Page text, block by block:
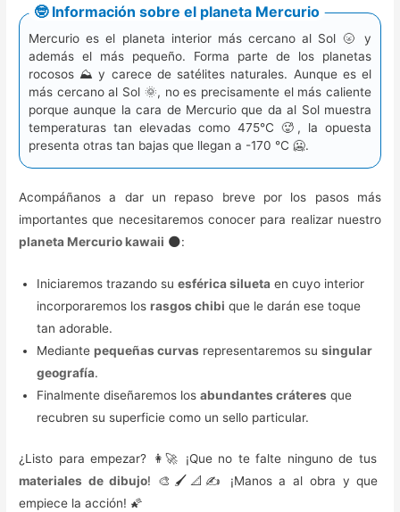
🤓 Información sobre el planeta Mercurio
Mercurio es el planeta interior más cercano al Sol 🌝 y
además el más pequeño. Forma parte de los planetas
rocosos ⛰️ y carece de satélites naturales. Aunque es el
más cercano al Sol 🌞, no es precisamente el más caliente
porque aunque la cara de Mercurio que da al Sol muestra
temperaturas tan elevadas como 475°C 🥵, la opuesta
presenta otras tan bajas que llegan a -170 °C 🥶.
Acompáñanos a dar un repaso breve por los pasos más
importantes que necesitaremos conocer para realizar nuestro
planeta Mercurio kawaii 🌑:
Iniciaremos trazando suesférica silueta en cuyo interior
incorporaremos losrasgos chibi que le darán ese toque
tan adorable.
Mediantepequeñas curvas representaremos susingular
geografía.
Finalmente diseñaremos losabundantes cráteres que
recubren su superficie como un sello particular.
¿Listo para empezar? 👩‍🚀 ¡Que no te falte ninguno de tus
materiales de dibujo! 🎨🖌️📐✍️ ¡Manos a al obra y que
empiece la acción! 🌠